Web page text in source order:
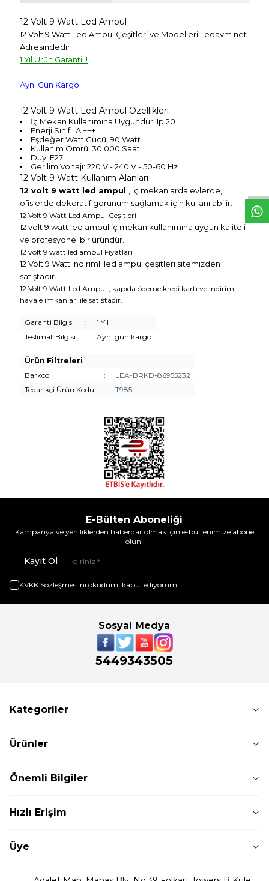
12 Volt 9 Watt Led Ampul
12 Volt 9 Watt Led Ampul Çeşitleri ve Modelleri Ledavm.net
Adresindedir.
1 Yıl Ürün Garantili!
Aynı Gün Kargo
12 Volt 9 Watt Led Ampul Özellikleri
İç Mekan Kullanımına Uygundur. Ip 20
Enerji Sınıfı: A +++
Eşdeğer Watt Gücü: 90 Watt
Kullanım Ömrü: 30.000 Saat
Duy: E27
Gerilim Voltajı: 220 V - 240 V - 50-60 Hz
12 Volt 9 Watt Kullanım Alanları
12 volt 9 watt led ampul
, iç mekanlarda evlerde,
ofislerde dekoratif görünüm sağlamak için kullanılabilir.
12 Volt 9 Watt Led Ampul Çeşitleri
12 volt 9 watt led ampul iç mekan kullanımına uygun kaliteli
ve profesyonel bir üründür.
12 volt 9 watt led ampul Fiyatları
12 Volt 9 Watt indirimli led ampul çeşitleri sitemizden
satıştadır.
12 Volt 9 Watt Led Ampul , kapıda ödeme kredi kartı ve indirimli
havale imkanları ile satıştadır.
Garanti Bilgisi :
1 Yıl
Teslimat Bilgisi
: Aynı gün kargo
Ürün Filtreleri
Barkod
:
LEA-BRKD-86955232
Tedarikçi Ürün Kodu
: T985
E-Bülten Aboneliği
Kampanya ve yeniliklerden haberdar olmak için e-bültenimize abone
olun!
Kayıt Ol
KVKK Sözleşmesi'ni okudum, kabul ediyorum.
Sosyal Medya
5449343505
Kategoriler
Ürünler
Önemli Bilgiler
Hızlı Erişim
Üye